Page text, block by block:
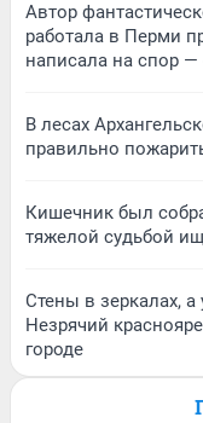
Автор
работала в Перми
написала на спор —
В лесах
правильно
Кишечник был
тяжелой судьбой
Стены в зеркалах,
Незрячий
городе